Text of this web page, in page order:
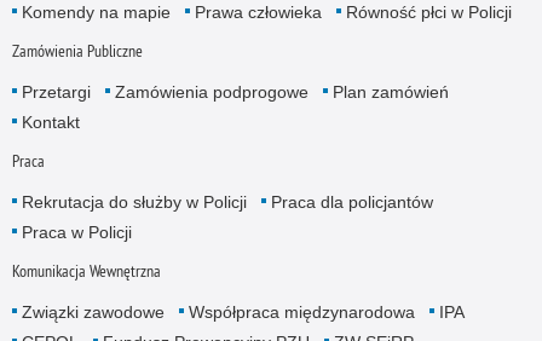
Komendy na mapie
Prawa człowieka Równość płci w Policji
Zamówienia Publiczne
Przetargi Zamówienia podprogowe
Plan zamówień
Kontakt
Praca
Rekrutacja do służby w Policji
Praca dla policjantów
Praca w Policji
Komunikacja Wewnętrzna
Związki zawodowe Współpraca międzynarodowa
IPA